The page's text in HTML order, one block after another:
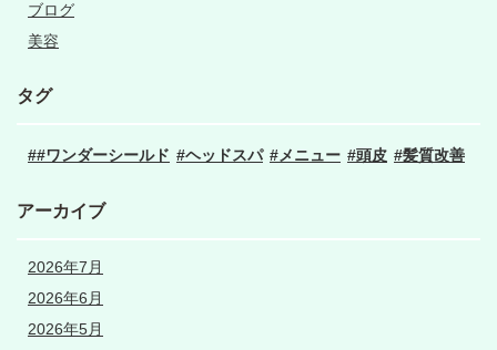
ブログ
美容
タグ
#ワンダーシールド ヘッドスパ メニュー 頭皮 髪質改善
アーカイブ
2026年7月
2026年6月
2026年5月